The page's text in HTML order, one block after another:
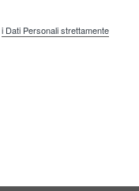
i Dati Personali strettamente